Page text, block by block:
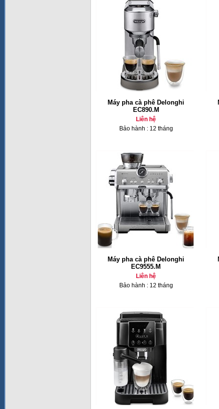
Máy pha cà phê Delonghi
EC890.M
Liên hệ
Bảo hành : 12 tháng
Máy pha cà phê Delonghi
EC9555.M
Liên hệ
Bảo hành : 12 tháng